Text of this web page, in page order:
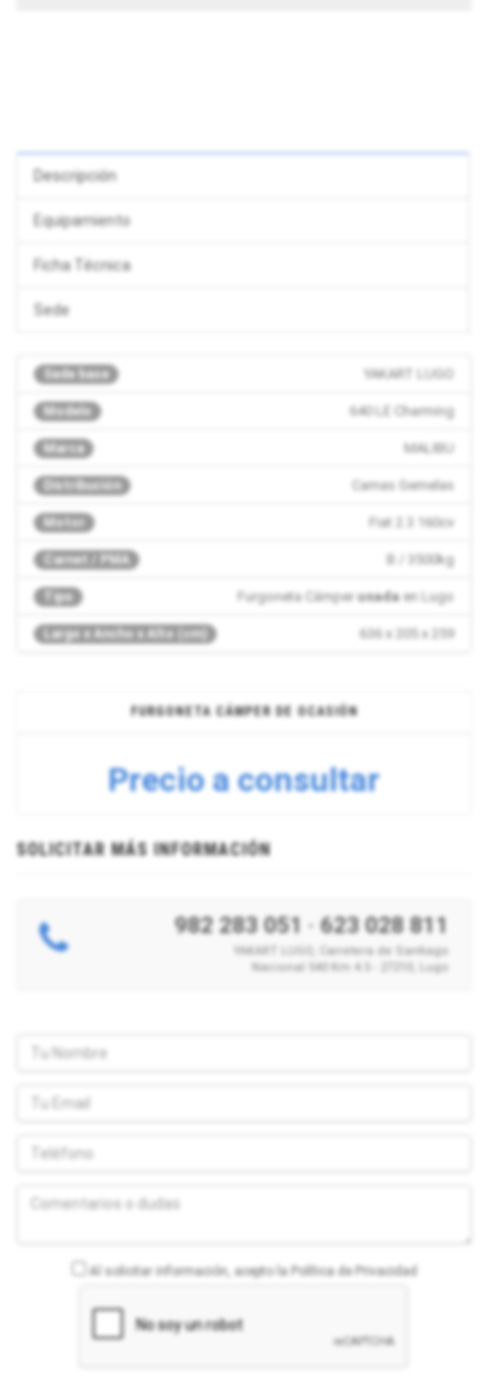
Descripción
Equipamiento
Ficha Técnica
Sede
Sede base YAKART LUGO
Modelo 640 LE Charming
Marca MALIBU
Distribución Camas Gemelas
Motor Fiat 2.3 160cv
Carnet / PMA B / 3500kg
Tipo Furgoneta Cámperusadaen Lugo
Largo x Ancho x Alto (cm) 636 x 205 x 259
FURGONETA CÁMPER DE OCASIÓN
Precio a consultar
SOLICITAR MÁS INFORMACIÓN
982 283 051 ·623 028 811
YAKART LUGO, Carretera de Santiago
Nacional 540 Km 4.5 - 27210, Lugo
Al solicitar información, acepto la Política de Privacidad